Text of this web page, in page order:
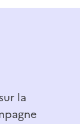
la